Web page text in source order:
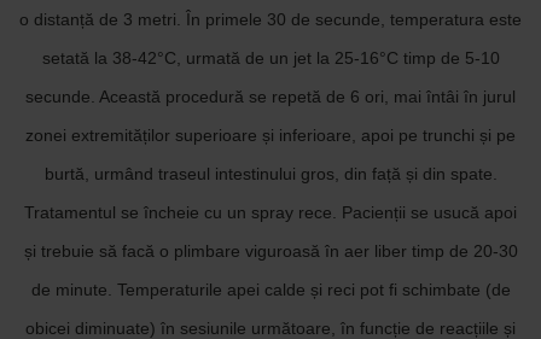
o distanță de 3 metri. În primele 30 de secunde, temperatura este
setată la 38-42°C, urmată de un jet la 25-16°C timp de 5-10
secunde. Această procedură se repetă de 6 ori, mai întâi în jurul
zonei extremităților superioare și inferioare, apoi pe trunchi și pe
burtă, urmând traseul intestinului gros, din față și din spate.
Tratamentul se încheie cu un spray rece. Pacienții se usucă apoi
și trebuie să facă o plimbare viguroasă în aer liber timp de 20-30
de minute. Temperaturile apei calde și reci pot fi schimbate (de
obicei diminuate) în sesiunile următoare, în funcție de reacțiile și